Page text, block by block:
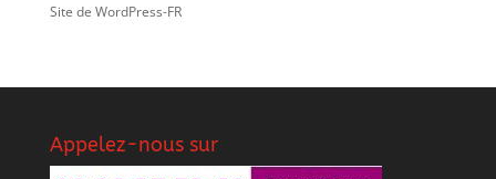
Site de WordPress-FR
Appelez-nous sur